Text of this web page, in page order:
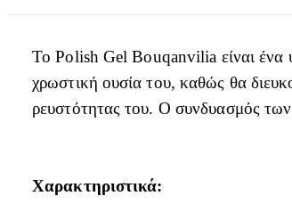
Το Polish Gel Bouqanvilia είναι ένα
χρωστική ουσία του, καθώς θα
ρευστότητας του. Ο συνδυασμός
Χαρακτηριστικά: